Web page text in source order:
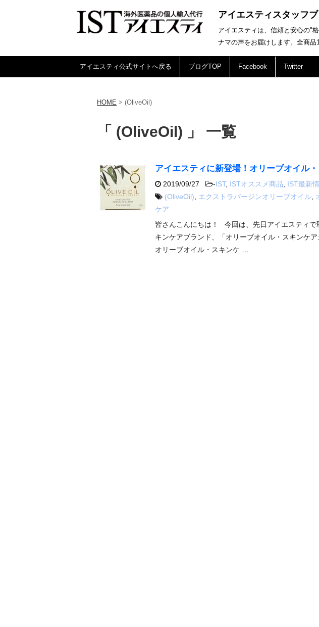
アイエスティスタッフ
アイエスティは、信頼と安心の"
ナマの声をお届けします。全商品
アイエスティ公式サイトへ戻る ブログTOP Facebook Twitter
HOME > (OliveOil)
「 (OliveOil) 」 一覧
アイエスティに新登場！オリーブオイル
2019/09/27 -IST, ISTオススメ商品
IST最新
(OliveOil)
エクストラバージンオリーブオイル
ケア
皆さんこんにちは！ 今回は、先日アイエスティで
キンケアブランド、「オリーブオイル・スキンケ
オリーブオイル・スキンケ …